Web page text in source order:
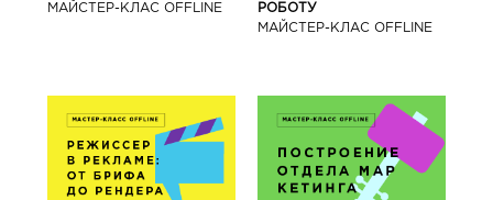
МАЙСТЕР-КЛАС OFFLINE
РОБОТУ
МАЙСТЕР-КЛАС OFFLINE